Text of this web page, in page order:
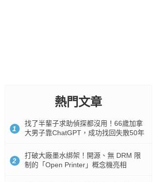
熱門文章
1
找了半輩子求助偵探都沒用！66歲加拿
大男子靠ChatGPT，成功找回失散50年
2
打破大廠墨水綁架！開源、無 DRM 限
制的「Open Printer」概念機亮相